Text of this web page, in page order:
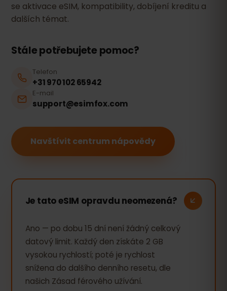
se aktivace eSIM, kompatibility, dobíjení kreditu a
dalších témat.
Stále potřebujete pomoc?
Telefon
+31 970 102 65942
E-mail
support@esimfox.com
Navštívit centrum nápovědy
Je tato eSIM opravdu neomezená?
Ano — po dobu 15 dní není žádný celkový
datový limit. Každý den získáte 2 GB
vysokou rychlostí; poté je rychlost
snížena do dalšího denního resetu, dle
našich Zásad férového užívání.